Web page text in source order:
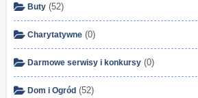
Buty (52)
Charytatywne (0)
Darmowe serwisy i konkursy (0)
Dom i Ogród (52)